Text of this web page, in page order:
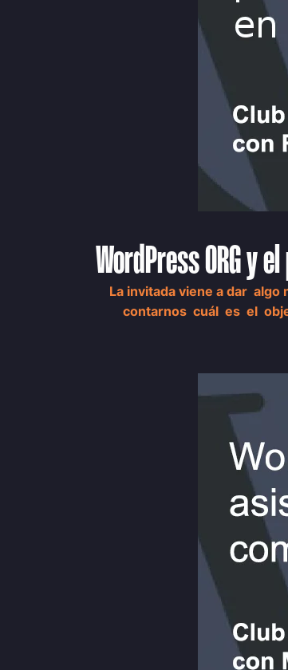
WordPress ORG y
La invitada viene a dar
contarnos cuál es el